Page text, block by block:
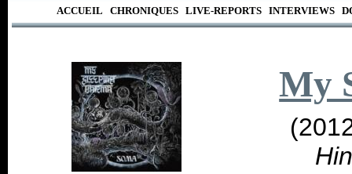
ACCUEIL CHRONIQUES LIVE-REPORTS INTERVIEWS
My